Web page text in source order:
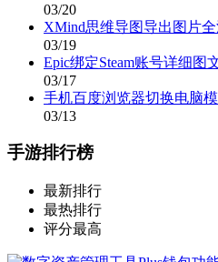
03/20
XMind思维导图导出图片
03/19
Epic绑定Steam账号详细图
03/17
手机百度浏览器切换电脑
03/13
手游排行榜
最新排行
最热排行
评分最高